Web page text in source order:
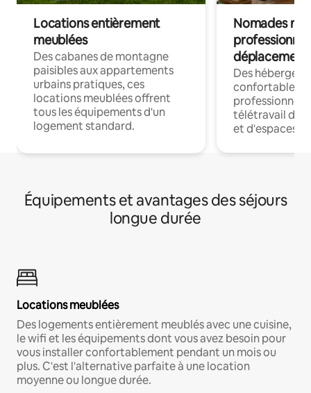
Locations entièrement
meublées
Des cabanes de montagne
paisibles aux appartements
urbains pratiques, ces
locations meublées offrent
tous les équipements d'un
logement standard.
Nomades
déplacement
Des
confortables
professionnels
télétravail
et d'espaces
Équipements et avantages des séjours
longue durée
Locations meublées
Des logements entièrement meublés avec une cuisine,
le wifi et les équipements dont vous avez besoin pour
vous installer confortablement pendant un mois ou
plus. C'est l'alternative parfaite à une location
moyenne ou longue durée.